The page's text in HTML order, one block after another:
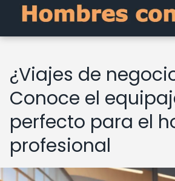
¿Viajes de
Conoce el
perfecto para el
profesional